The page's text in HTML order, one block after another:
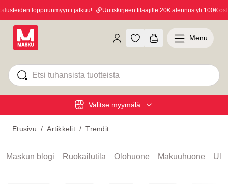
loppuunmyynti jatkuu! Uutiskirjeen tilaajille 20€ alennus yli 100€
Valitse myymälä
Menu
Etusivu / Artikkelit / Trendit
Maskun blogi Ruokailutila Olohuone Makuuhuone